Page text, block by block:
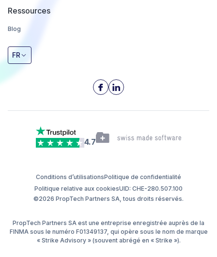
Ressources
Blog
FR
4.7
©2026 PropTech Partners SA, tous droits réservés.
Conditions d’utilisationsPolitique de confidentialité
Politique relative aux cookiesUID: CHE-280.507.100
PropTech Partners SA est une entreprise enregistrée auprès de la
FINMA sous le numéro F01349137, qui opère sous le nom de marque
« Strike Advisory » (souvent abrégé en « Strike »).